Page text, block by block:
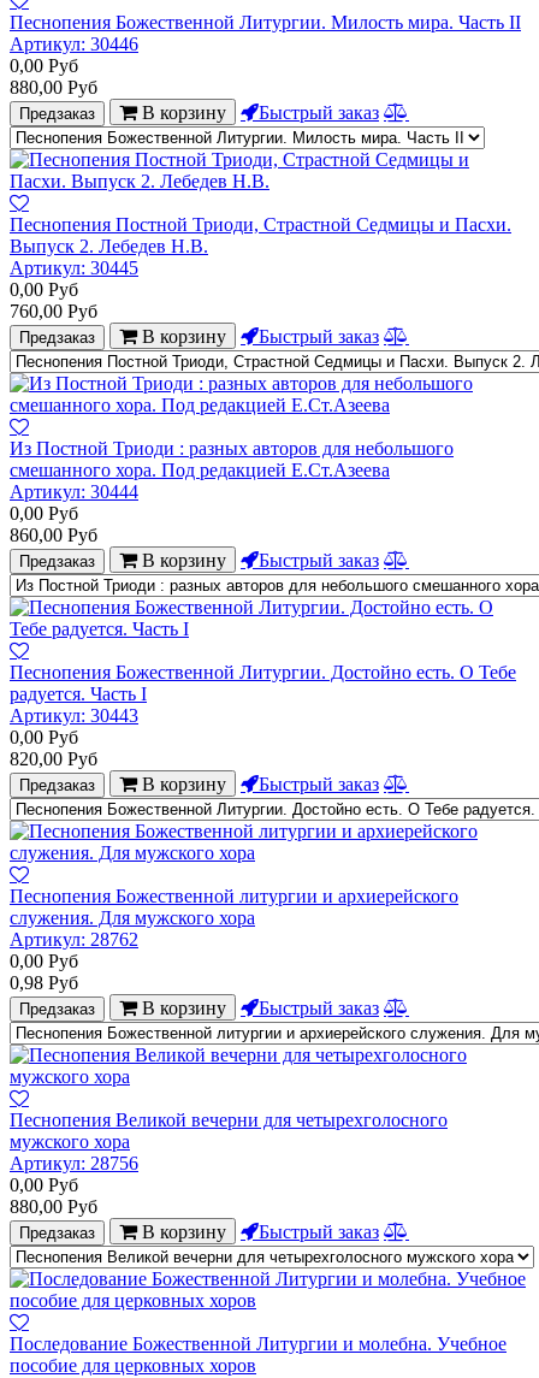
Песнопения Божественной Литургии. Милость мира. Часть II
Артикул: 30446
0,00 Руб
880,00 Руб
Предзаказ В корзину Быстрый заказ
Песнопения Постной Триоди, Страстной Седмицы и Пасхи.
Выпуск 2. Лебедев Н.В.
Артикул: 30445
0,00 Руб
760,00 Руб
Предзаказ В корзину Быстрый заказ
Из Постной Триоди : разных авторов для небольшого
смешанного хора. Под редакцией Е.Ст.Азеева
Артикул: 30444
0,00 Руб
860,00 Руб
Предзаказ В корзину Быстрый заказ
Песнопения Божественной Литургии. Достойно есть. О Тебе
радуется. Часть I
Артикул: 30443
0,00 Руб
820,00 Руб
Предзаказ В корзину Быстрый заказ
Песнопения Божественной литургии и архиерейского
служения. Для мужского хора
Артикул: 28762
0,00 Руб
0,98 Руб
Предзаказ В корзину Быстрый заказ
Песнопения Великой вечерни для четырехголосного
мужского хора
Артикул: 28756
0,00 Руб
880,00 Руб
Предзаказ В корзину Быстрый заказ
Последование Божественной Литургии и молебна. Учебное
пособие для церковных хоров